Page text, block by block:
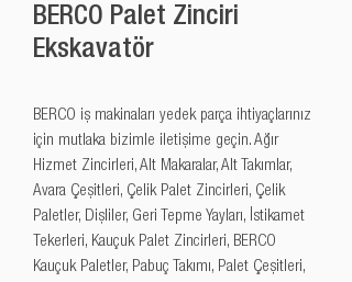
BERCO Palet Zinciri
Ekskavatör
BERCO iş makinaları yedek parça ihtiyaçlarınız
için mutlaka bizimle iletişime geçin. Ağır
Hizmet Zincirleri, Alt Makaralar, Alt Takımlar,
Avara Çeşitleri, Çelik Palet Zincirleri, Çelik
Paletler, Dişliler, Geri Tepme Yayları, İstikamet
Tekerleri, Kauçuk Palet Zincirleri, BERCO
Kauçuk Paletler, Pabuç Takımı, Palet Çeşitleri,